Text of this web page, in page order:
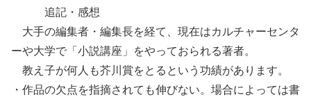
追記・感想
大手の編集者・編集長を経て、現在はカルチャーセンタ
ーや大学で「小説講座」をやっておられる著者。
教え子が何人も芥川賞をとるという功績があります。
・作品の欠点を指摘されても伸びない。場合によっては書